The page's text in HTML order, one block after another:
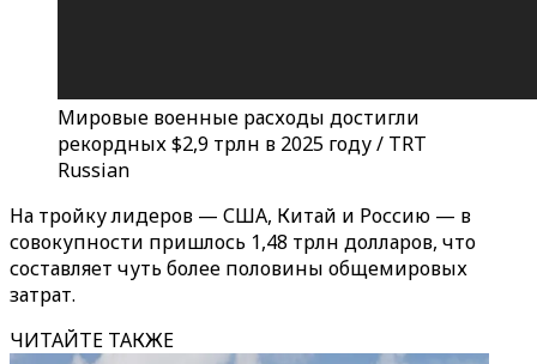
Мировые военные расходы достигли
рекордных $2,9 трлн в 2025 году / TRT
Russian
На тройку лидеров — США, Китай и Россию — в
совокупности пришлось 1,48 трлн долларов, что
составляет чуть более половины общемировых
затрат.
ЧИТАЙТЕ ТАКЖЕ